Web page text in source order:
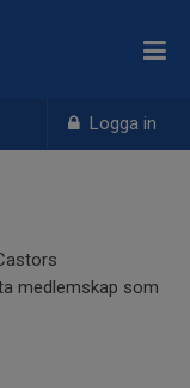
Logga in
medlemskap som